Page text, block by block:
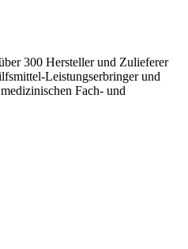
300 Hersteller und Zulieferer
Leistungserbringer und
Fach- und